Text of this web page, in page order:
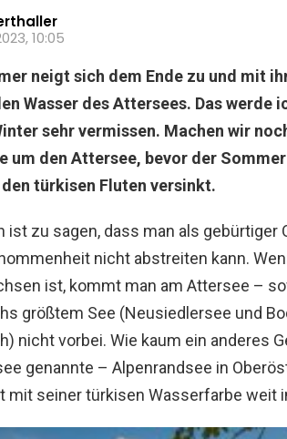
10:05
neigt sich dem Ende zu und mit
Wasser des Attersees. Das werde
sehr vermissen. Machen wir
um den Attersee, bevor der
türkisen Fluten versinkt.
ist zu sagen, dass man als
nicht abstreiten kann.
ist, kommt man am Attersee –
größtem See (Neusiedlersee und
nicht vorbei. Wie kaum ein anderes
genannte – Alpenrandsee in
mit seiner türkisen Wasserfarbe weit